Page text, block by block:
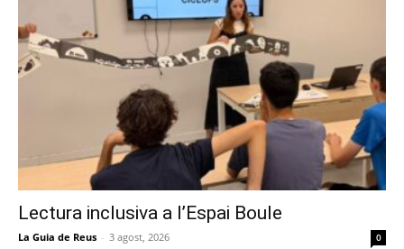
Lectura inclusiva a l’Espai Boule
La Guia de Reus - 3 agost, 2026 0